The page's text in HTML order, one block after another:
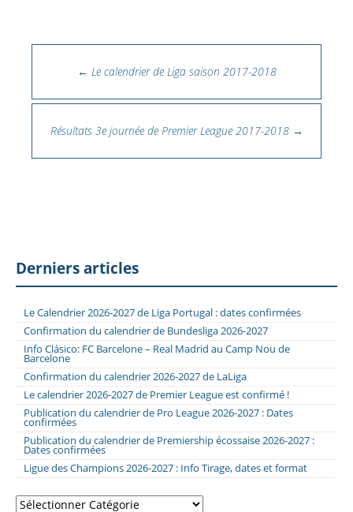
← Le calendrier de Liga saison 2017-2018
Résultats 3e journée de Premier League 2017-2018 →
Derniers articles
Le Calendrier 2026-2027 de Liga Portugal : dates confirmées
Confirmation du calendrier de Bundesliga 2026-2027
Info Clásico: FC Barcelone – Real Madrid au Camp Nou de
Barcelone
Confirmation du calendrier 2026-2027 de LaLiga
Le calendrier 2026-2027 de Premier League est confirmé !
Publication du calendrier de Pro League 2026-2027 : Dates
confirmées
Publication du calendrier de Premiership écossaise 2026-2027 :
Dates confirmées
Ligue des Champions 2026-2027 : Info Tirage, dates et format
Catégories